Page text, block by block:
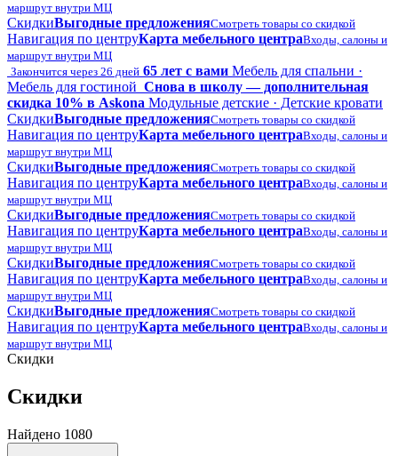
маршрут внутри МЦ
СкидкиВыгодные предложенияСмотреть товары со скидкой
Навигация по центруКарта мебельного центраВходы, салоны и
маршрут внутри МЦ
Закончится через 26 дней 65 лет с вами Мебель для спальни ·
Мебель для гостиной Снова в школу — дополнительная
скидка 10% в Askona Модульные детские · Детские кровати
СкидкиВыгодные предложенияСмотреть товары со скидкой
Навигация по центруКарта мебельного центраВходы, салоны и
маршрут внутри МЦ
СкидкиВыгодные предложенияСмотреть товары со скидкой
Навигация по центруКарта мебельного центраВходы, салоны и
маршрут внутри МЦ
СкидкиВыгодные предложенияСмотреть товары со скидкой
Навигация по центруКарта мебельного центраВходы, салоны и
маршрут внутри МЦ
СкидкиВыгодные предложенияСмотреть товары со скидкой
Навигация по центруКарта мебельного центраВходы, салоны и
маршрут внутри МЦ
СкидкиВыгодные предложенияСмотреть товары со скидкой
Навигация по центруКарта мебельного центраВходы, салоны и
маршрут внутри МЦ
Скидки
Скидки
Найдено 1080